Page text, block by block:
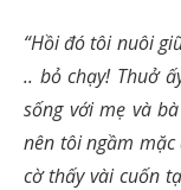
“Hồi đó tôi nuôi
.. bỏ chạy! Thuở
sống với mẹ và
nên tôi ngầm
cờ thấy vài cuốn